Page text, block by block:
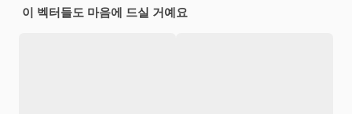
이 벡터들도 마음에 드실 거예요